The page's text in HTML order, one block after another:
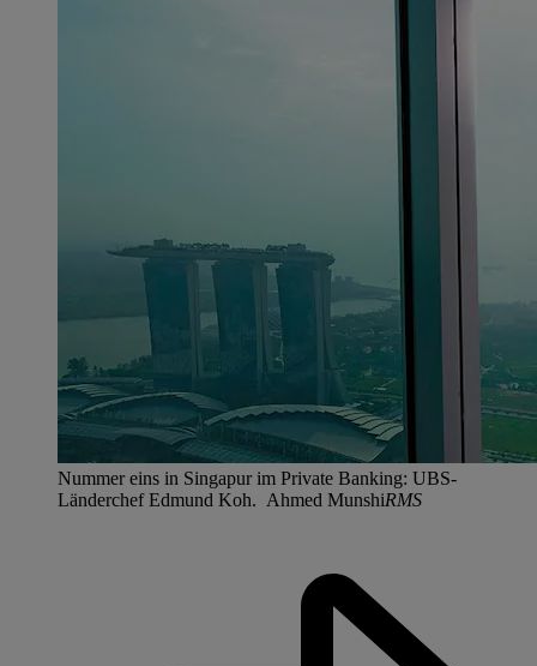
Nummer eins in Singapur im Private Banking: UBS-
Länderchef Edmund Koh. Ahmed MunshiRMS